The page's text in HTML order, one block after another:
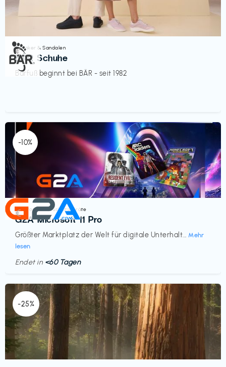
Sneaker & Sandalen
BÄR Schuhe
Barfuß beginnt bei BÄR - seit 1982
€‎
-10%
Elektronik & Haushaltsgeräte
G2A Microsoft 11 Pro
Größter Marktplatz der Welt für digitale Unterhalt... Mehr
lesen
€‎
Endet in <60 Tagen
-25%